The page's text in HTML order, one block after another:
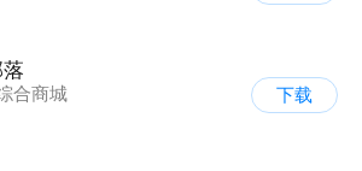
合商城
下载